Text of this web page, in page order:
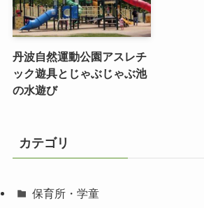
丹波自然運動公園アスレチ
ック遊具とじゃぶじゃぶ池
の水遊び
カテゴリ
保育所・学童